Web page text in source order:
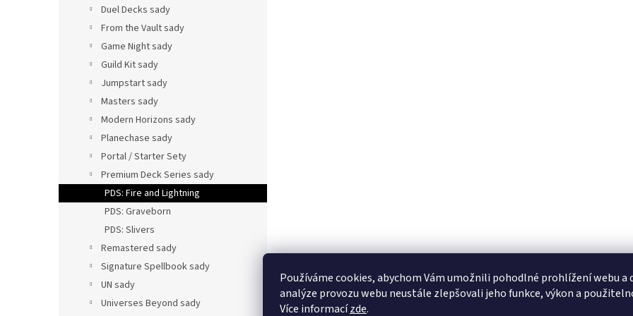
Používáme cookies, abychom Vám umožnili pohodlné prohlížení webu a
analýze provozu webu neustále zlepšovali jeho funkce, výkon a
Více informacízde.
Duel Decks sady
From the Vault sady
Game Night sady
Guild Kit sady
Jumpstart sady
Masters sady
Modern Horizons sady
Planechase sady
Portal / Starter Sety
Premium Deck Series sady
PDS: Fire and Lightning
PDS: Graveborn
PDS: Slivers
Remastered sady
Signature Spellbook sady
UN sady
Universes Beyond sady